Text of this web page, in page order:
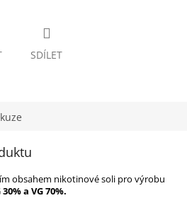
SDÍLET
obsahem nikotinové soli pro výrobu
30% a VG 70%.